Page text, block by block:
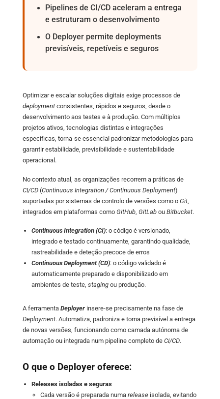
Pipelines de CI/CD aceleram a entrega
e estruturam o desenvolvimento
O Deployer permite deployments
previsíveis, repetíveis e seguros
Optimizar e escalar soluções digitais exige processos de
deployment consistentes, rápidos e seguros, desde o
desenvolvimento aos testes e à produção. Com múltiplos
projetos ativos, tecnologias distintas e integrações
específicas, torna-se essencial padronizar metodologias para
garantir estabilidade, previsibilidade e sustentabilidade
operacional.
No contexto atual, as organizações recorrem a práticas de
CI/CD (Continuous Integration / Continuous Deployment)
suportadas por sistemas de controlo de versões como o Git
integrados em plataformas como GitHub GitLab ou Bitbucket.
Continuous Integration (CI): o código é versionado,
integrado e testado continuamente, garantindo qualidade,
rastreabilidade e deteção precoce de erros
Continuous Deployment (CD): o código validado é
automaticamente preparado e disponibilizado em
ambientes de teste,staging ou produção.
A ferramenta Deployer insere-se precisamente na fase de
Deployment. Automatiza, padroniza e torna previsível a entrega
de novas versões, funcionando como camada autónoma de
automação ou integrada num pipeline completo de CI/CD.
O que o Deployer oferece:
Releases isoladas e seguras
Cada versão é preparada numarelease isolada, evitando
Preserva os dados da sessão.
Cookie duration:
Sessão
cookie_consent
Purpose:
Este cookie armazena as opções de consentimento selecionadas pelo
utilizador.
Cookie duration:
ESTATÍSTICAS
Os cookies de estatística ajudam-nos a compreender como os
visitantes interagem com o website, recolhendo e reportando
informação de forma anónima. Isto permite-nos melhorar
continuamente o conteúdo e a experiência do utilizador.
Google Analytics
Name:
_ga
Provider:
Purpose:
Análise estatística de visitas (Google)
2 years